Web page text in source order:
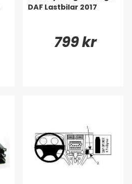
DAF Lastbilar 2017
799 kr